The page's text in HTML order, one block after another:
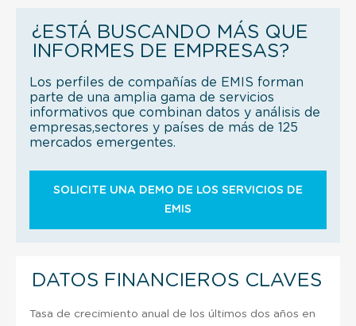
¿ESTÁ BUSCANDO MÁS QUE
INFORMES DE EMPRESAS?
Los perfiles de compañías de EMIS forman
parte de una amplia gama de servicios
informativos que combinan datos y análisis de
empresas,sectores y países de más de 125
mercados emergentes.
SOLICITE UNA DEMO DE LOS SERVICIOS DE
EMIS
DATOS FINANCIEROS CLAVES
Tasa de crecimiento anual de los últimos dos años en